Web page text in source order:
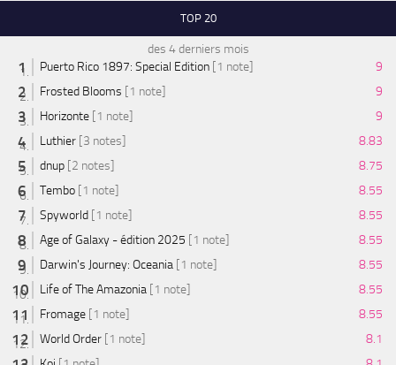
TOP 20
des 4 derniers mois
Puerto Rico 1897: Special Edition [1 note]
9
Frosted Blooms [1 note]
9
Horizonte [1 note]
9
Luthier [3 notes]
8.83
dnup [2 notes]
8.75
Tembo [1 note]
8.55
Spyworld [1 note]
8.55
Age of Galaxy - édition 2025 [1 note]
8.55
Darwin's Journey: Oceania [1 note]
8.55
Life of The Amazonia [1 note]
8.55
Fromage [1 note]
8.55
World Order [1 note]
8.1